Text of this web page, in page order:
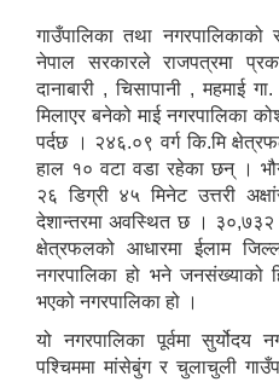
गाउँपालिका तथा नगरपालिकाको
नेपाल सरकारले राजपत्रमा
दानाबारी , चिसापानी , महमाई
मिलाएर बनेको माई नगरपालिका
पर्दछ । २४६.०९ वर्ग कि.मि
हाल १० वटा वडा रहेका छन् ।
२६ डिग्री ४५ मिनेट उत्तरी
देशान्तरमा अवस्थित छ । ३०,७३२
क्षेत्रफलको आधारमा ईलाम
नगरपालिका हो भने
भएको नगरपालिका हो ।
यो नगरपालिका पूर्वमा सुर्योदय
पश्चिममा मांसेबुंग र चुलाचुली